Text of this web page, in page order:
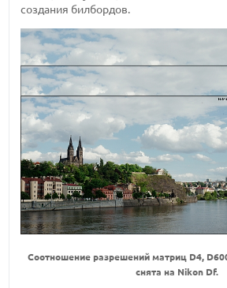
создания билбордов.
Cоотношение разрешений матриц D4,
снята на Nikon Df.